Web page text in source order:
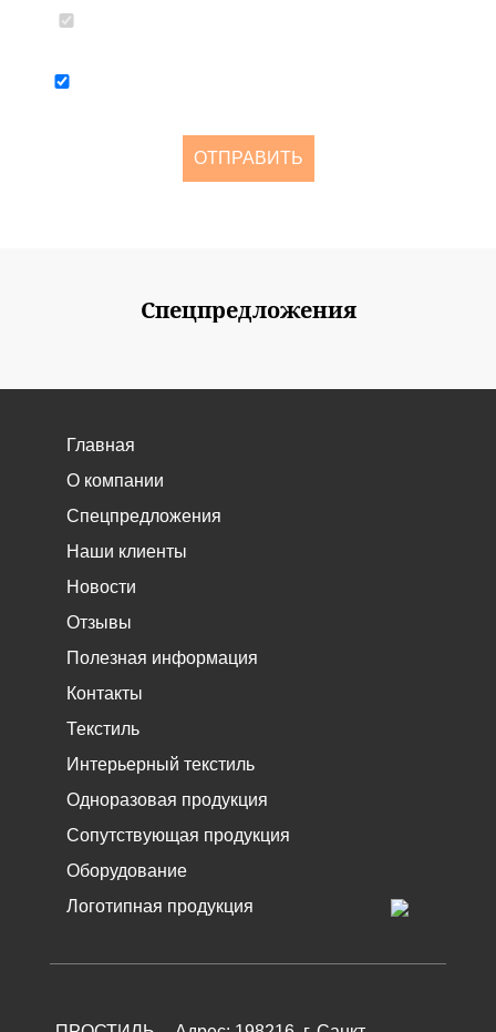
ОТПРАВИТЬ
Спецпредложения
Главная
О компании
Спецпредложения
Наши клиенты
Новости
Отзывы
Полезная информация
Контакты
Текстиль
Интерьерный текстиль
Одноразовая продукция
Сопутствующая продукция
Оборудование
Логотипная продукция